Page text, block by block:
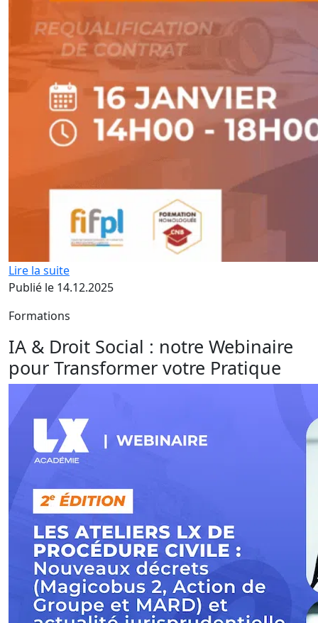
Lire la suite
Publié le 14.12.2025
Formations
IA & Droit Social : notre Webinaire
pour Transformer votre Pratique